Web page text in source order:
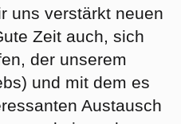
uns verstärkt neuen
Zeit auch, sich
der unserem
und mit dem es
Austausch